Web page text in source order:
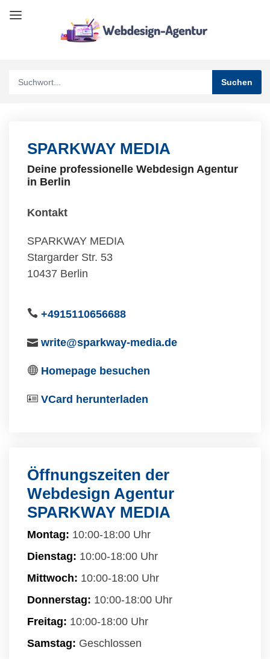
SPARKWAY MEDIA
Deine professionelle Webdesign Agentur
in Berlin
Kontakt
SPARKWAY MEDIA
Stargarder Str. 53
10437 Berlin
+4915110656688
write@sparkway-media.de
Homepage besuchen
VCard herunterladen
Öffnungszeiten der
Webdesign Agentur
SPARKWAY MEDIA
Montag: 10:00-18:00 Uhr
Dienstag: 10:00-18:00 Uhr
Mittwoch: 10:00-18:00 Uhr
Donnerstag: 10:00-18:00 Uhr
Freitag: 10:00-18:00 Uhr
Samstag: Geschlossen